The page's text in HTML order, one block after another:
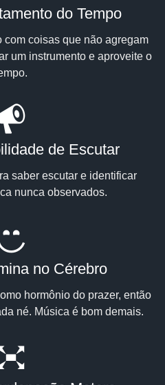
do Tempo
com coisas que não agregam
um instrumento e aproveite o
de Escutar
saber escutar e identificar
nunca observados.
no Cérebro
hormônio do prazer, então
né. Música é bom demais.